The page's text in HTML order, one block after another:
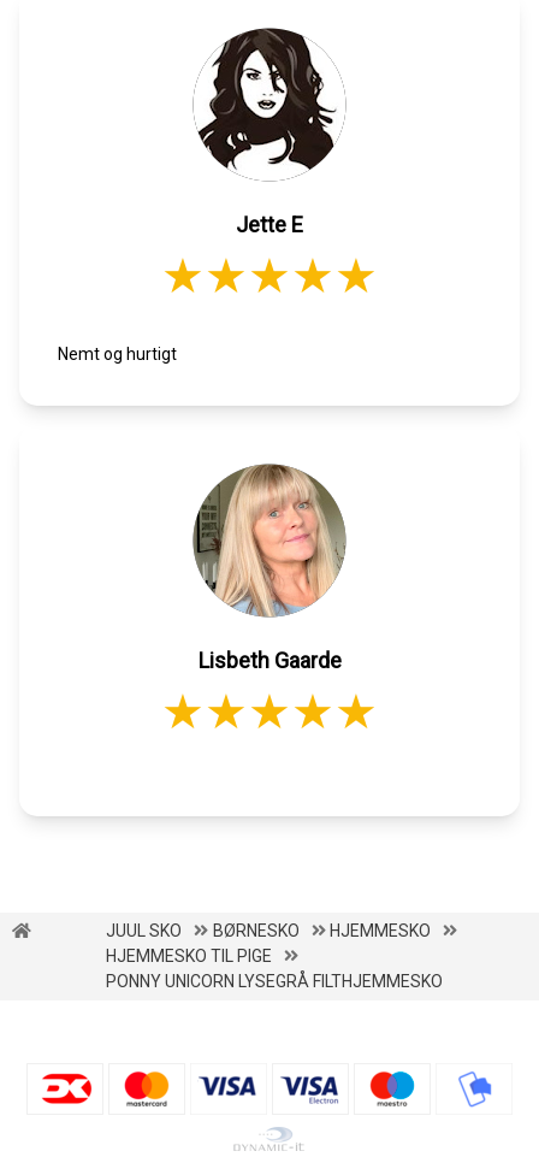
Jette E
Nemt og hurtigt
Lisbeth Gaarde
JUUL SKO BØRNESKO
HJEMMESKO
HJEMMESKO TIL PIGE
PONNY UNICORN LYSEGRÅ FILTHJEMMESKO